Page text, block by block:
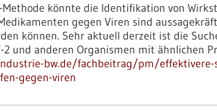
könnte die Identifikation von
gegen Viren sind
können. Sehr aktuell derzeit ist die
2 und anderen Organismen mit ähnlichen
bw.de/fachbeitrag/pm/effektivere-
gegen-viren